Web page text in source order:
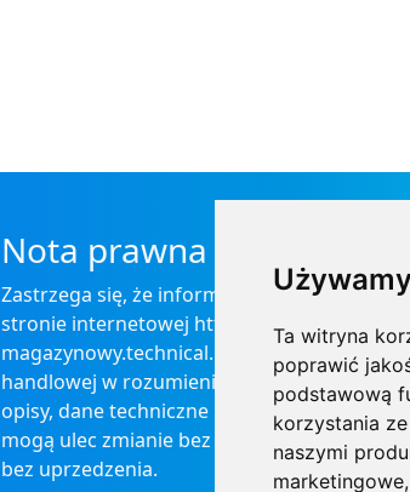
Ta witryna
poprawić
podstawową
korzystania
naszymi
marketingowe,
Nota prawna
Zastrzega się, że informacje zamieszczone na
stronie internetowej https://informator-
magazynowy.technical.pl/ nie stanowią
handlowej w rozumieniu prawa, ponadto
opisy, dane techniczne i pozostałe informacje
mogą ulec zmianie bez podania przyczyny i
bez uprzedzenia.